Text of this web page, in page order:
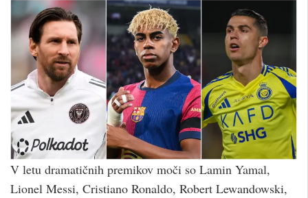
V letu dramatičnih premikov moči so Lamin Yamal,
Lionel Messi, Cristiano Ronaldo, Robert Lewandowski,